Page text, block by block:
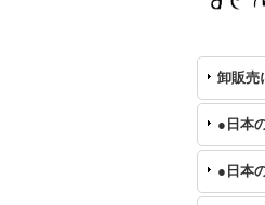
卸販売
●日本
●日本